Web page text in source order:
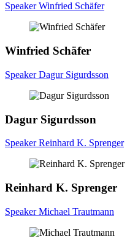
Speaker Winfried Schäfer
Winfried Schäfer
Speaker Dagur Sigurdsson
Dagur Sigurdsson
Speaker Reinhard K. Sprenger
Reinhard K. Sprenger
Speaker Michael Trautmann